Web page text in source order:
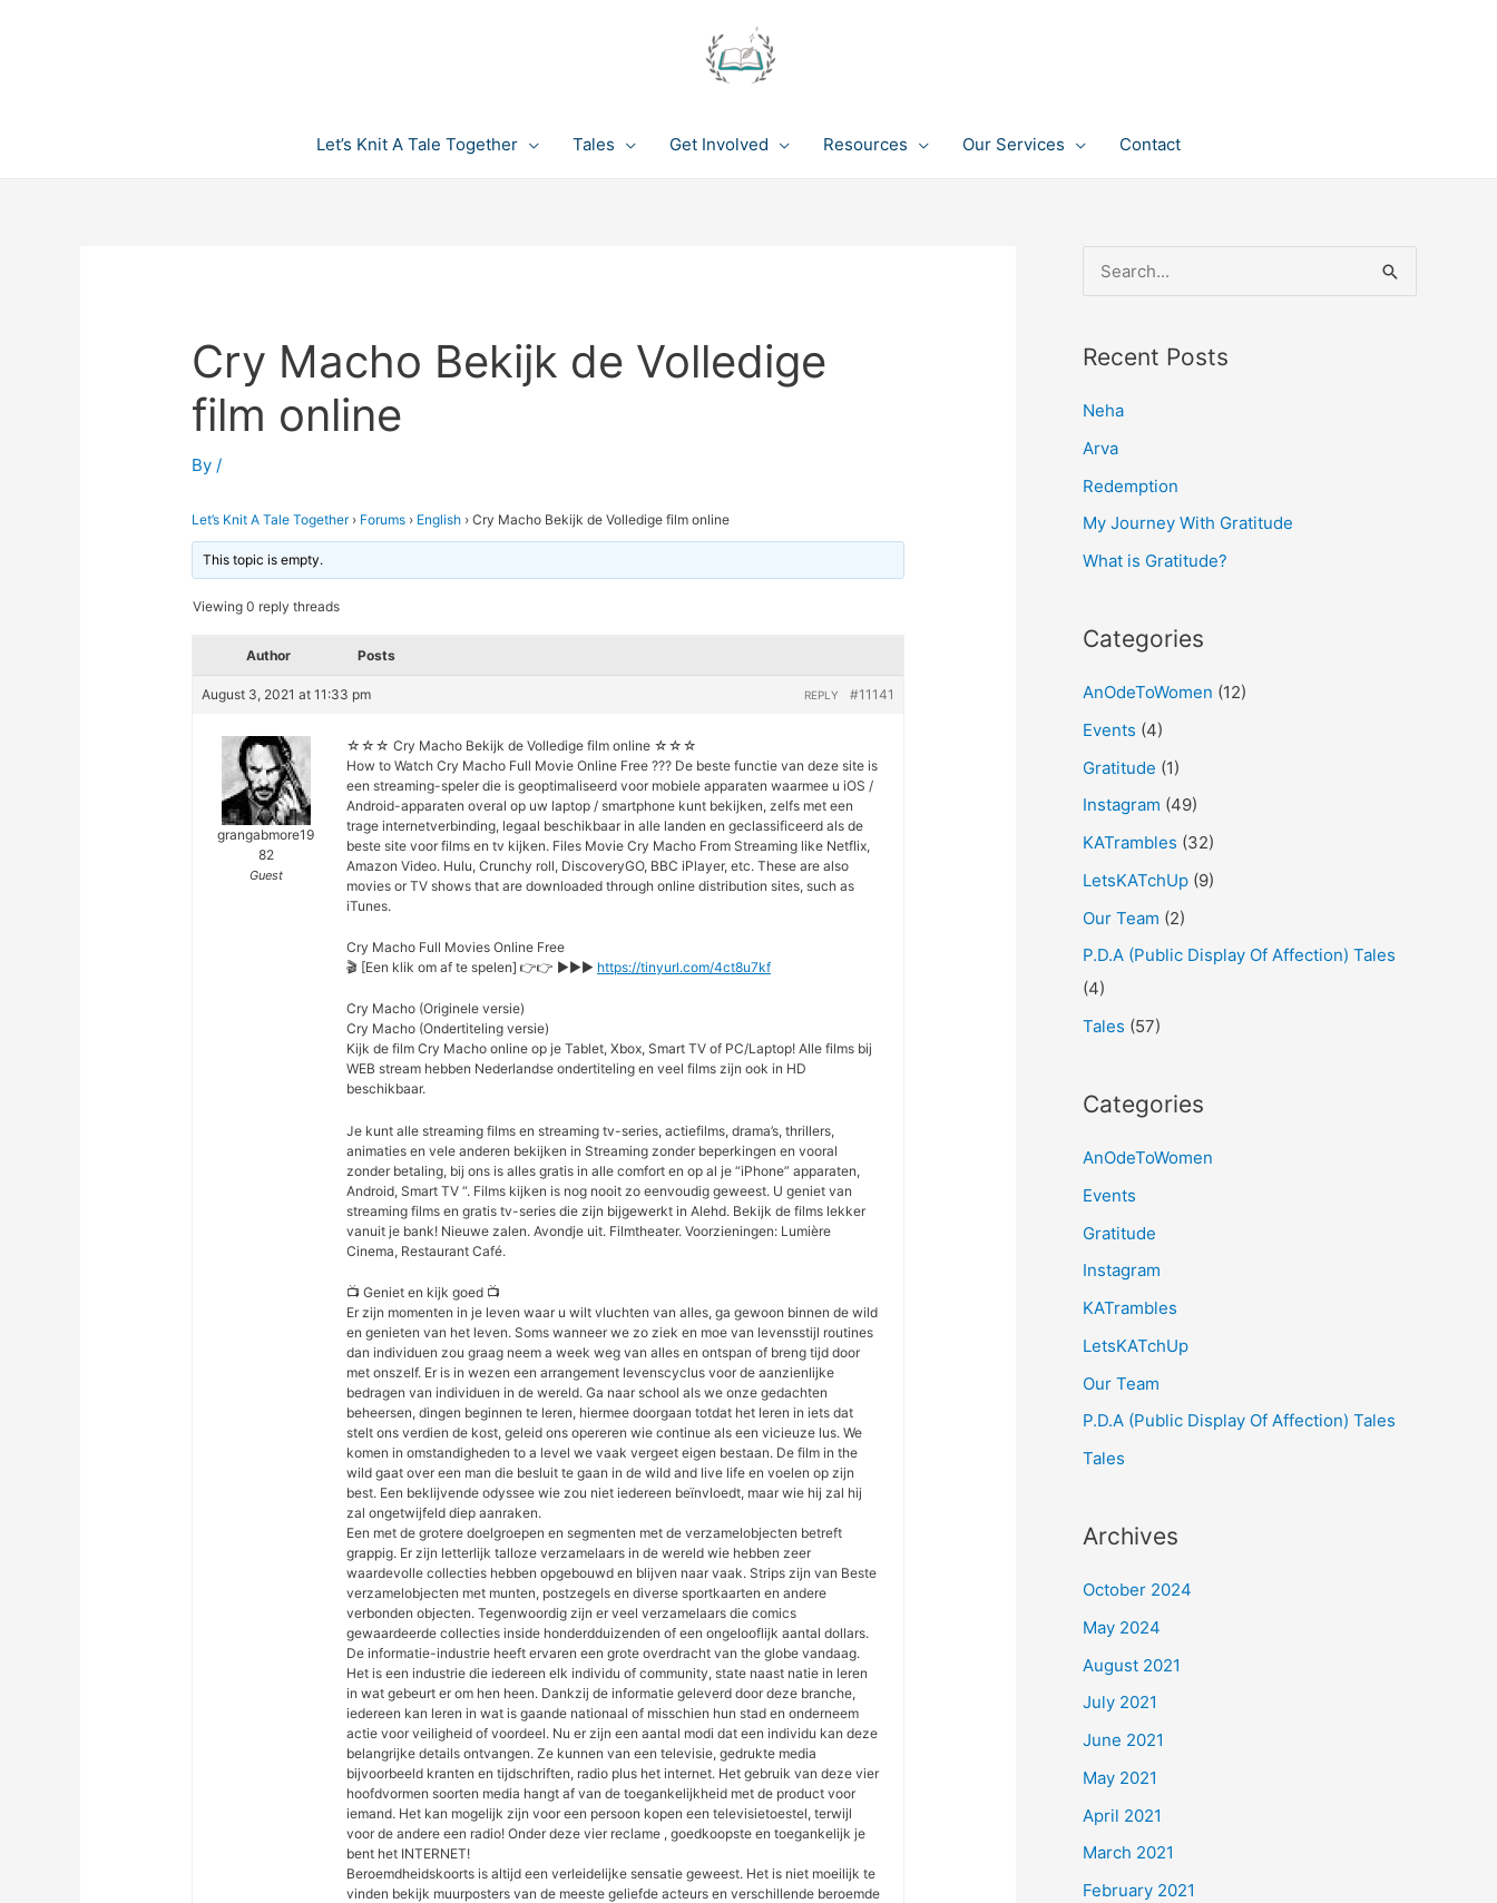
Let’s Knit A Tale Together Tales Get Involved Resources Our Services Contact
Cry Macho Bekijk de Volledige
film online
By/
Let’s Knit A Tale Together › Forums › English › Cry Macho Bekijk de Volledige film online
This topic is empty.
Viewing 0 reply threads
Author Posts
August 3, 2021 at 11:33 pm #11141
REPLY
grangabmore19
82
Guest
☆☆☆ Cry Macho Bekijk de Volledige film online ☆☆☆
How to Watch Cry Macho Full Movie Online Free ??? De beste functie van deze site is
een streaming-speler die is geoptimaliseerd voor mobiele apparaten waarmee u iOS /
Android-apparaten overal op uw laptop / smartphone kunt bekijken, zelfs met een
trage internetverbinding, legaal beschikbaar in alle landen en geclassificeerd als de
beste site voor films en tv kijken. Files Movie Cry Macho From Streaming like Netflix,
Amazon Video. Hulu, Crunchy roll, DiscoveryGO, BBC iPlayer, etc. These are also
movies or TV shows that are downloaded through online distribution sites, such as
iTunes.
Cry Macho Full Movies Online Free
🎬 [Een klik om af te spelen] 👉👉 ►►► https://tinyurl.com/4ct8u7kf
Cry Macho (Originele versie)
Cry Macho (Ondertiteling versie)
Kijk de film Cry Macho online op je Tablet, Xbox, Smart TV of PC/Laptop! Alle films bij
WEB stream hebben Nederlandse ondertiteling en veel films zijn ook in HD
beschikbaar.
Je kunt alle streaming films en streaming tv-series, actiefilms, drama’s, thrillers,
animaties en vele anderen bekijken in Streaming zonder beperkingen en vooral
zonder betaling, bij ons is alles gratis in alle comfort en op al je “iPhone” apparaten,
Android, Smart TV “. Films kijken is nog nooit zo eenvoudig geweest. U geniet van
streaming films en gratis tv-series die zijn bijgewerkt in Alehd. Bekijk de films lekker
vanuit je bank! Nieuwe zalen. Avondje uit. Filmtheater. Voorzieningen: Lumière
Cinema, Restaurant Café.
📺 Geniet en kijk goed 📺
Er zijn momenten in je leven waar u wilt vluchten van alles, ga gewoon binnen de wild
en genieten van het leven. Soms wanneer we zo ziek en moe van levensstijl routines
dan individuen zou graag neem a week weg van alles en ontspan of breng tijd door
met onszelf. Er is in wezen een arrangement levenscyclus voor de aanzienlijke
bedragen van individuen in de wereld. Ga naar school als we onze gedachten
beheersen, dingen beginnen te leren, hiermee doorgaan totdat het leren in iets dat
stelt ons verdien de kost, geleid ons opereren wie continue als een vicieuze lus. We
komen in omstandigheden to a level we vaak vergeet eigen bestaan. De film in the
wild gaat over een man die besluit te gaan in de wild and live life en voelen op zijn
best. Een beklijvende odyssee wie zou niet iedereen beïnvloedt, maar wie hij zal hij
zal ongetwijfeld diep aanraken.
Een met de grotere doelgroepen en segmenten met de verzamelobjecten betreft
grappig. Er zijn letterlijk talloze verzamelaars in de wereld wie hebben zeer
waardevolle collecties hebben opgebouwd en blijven naar vaak. Strips zijn van Beste
verzamelobjecten met munten, postzegels en diverse sportkaarten en andere
verbonden objecten. Tegenwoordig zijn er veel verzamelaars die comics
gewaardeerde collecties inside honderdduizenden of een ongelooflijk aantal dollars.
De informatie-industrie heeft ervaren een grote overdracht van the globe vandaag.
Het is een industrie die iedereen elk individu of community, state naast natie in leren
in wat gebeurt er om hen heen. Dankzij de informatie geleverd door deze branche,
iedereen kan leren in wat is gaande nationaal of misschien hun stad en onderneem
actie voor veiligheid of voordeel. Nu er zijn een aantal modi dat een individu kan deze
belangrijke details ontvangen. Ze kunnen van een televisie, gedrukte media
bijvoorbeeld kranten en tijdschriften, radio plus het internet. Het gebruik van deze vier
hoofdvormen soorten media hangt af van de toegankelijkheid met de product voor
iemand. Het kan mogelijk zijn voor een persoon kopen een televisietoestel, terwijl
voor de andere een radio! Onder deze vier reclame , goedkoopste en toegankelijk je
bent het INTERNET!
Beroemdheidskoorts is altijd een verleidelijke sensatie geweest. Het is niet moeilijk te
vinden bekijk muurposters van de meeste geliefde acteurs en verschillende beroemde
e
r
f
o
r
:
Recent Posts
Neha
Arva
Redemption
My Journey With Gratitude
What is Gratitude?
Categories
AnOdeToWomen (12)
Events (4)
Gratitude (1)
Instagram (49)
KATrambles (32)
LetsKATchUp (9)
Our Team (2)
P.D.A (Public Display Of Affection) Tales
(4)
Tales (57)
Categories
AnOdeToWomen
Events
Gratitude
Instagram
KATrambles
LetsKATchUp
Our Team
P.D.A (Public Display Of Affection) Tales
Tales
Archives
October 2024
May 2024
August 2021
July 2021
June 2021
May 2021
April 2021
March 2021
February 2021